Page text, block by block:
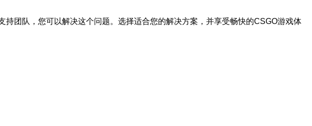
团队，您可以解决这个问题。选择适合您的解决方案，并享受畅快的CSGO游戏体